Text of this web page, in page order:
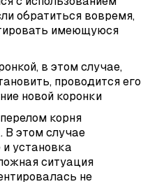
обратиться вовремя,
имеющуюся
в этом случае,
проводится его
новой коронки
корня
В этом случае
и установка
ситуация
не